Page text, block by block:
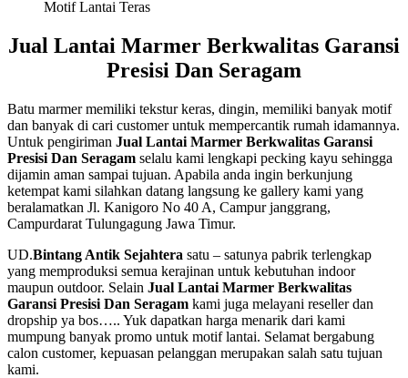
Motif Lantai Teras
Jual Lantai Marmer Berkwalitas Garansi
Presisi Dan Seragam
Batu marmer memiliki tekstur keras, dingin, memiliki banyak motif
dan banyak di cari customer untuk mempercantik rumah idamannya.
Untuk pengiriman Jual Lantai Marmer Berkwalitas Garansi
Presisi Dan Seragam selalu kami lengkapi pecking kayu sehingga
dijamin aman sampai tujuan. Apabila anda ingin berkunjung
ketempat kami silahkan datang langsung ke gallery kami yang
beralamatkan Jl. Kanigoro No 40 A, Campur janggrang,
Campurdarat Tulungagung Jawa Timur.
UD.Bintang Antik Sejahtera satu – satunya pabrik terlengkap
yang memproduksi semua kerajinan untuk kebutuhan indoor
maupun outdoor. Selain Jual Lantai Marmer Berkwalitas
Garansi Presisi Dan Seragam kami juga melayani reseller dan
dropship ya bos….. Yuk dapatkan harga menarik dari kami
mumpung banyak promo untuk motif lantai. Selamat bergabung
calon customer, kepuasan pelanggan merupakan salah satu tujuan
kami.